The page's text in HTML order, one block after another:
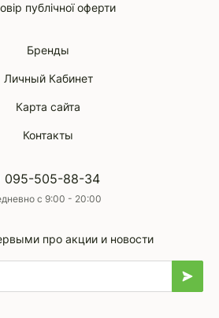
публічної оферти
Бренды
Личный Кабинет
Карта сайта
Контакты
095-505-88-34
с 9:00 - 20:00
про акции и новости